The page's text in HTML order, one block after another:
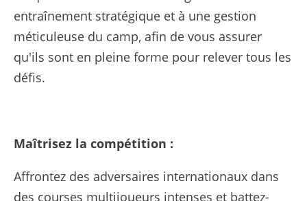
entraînement stratégique et à une gestion
méticuleuse du camp, afin de vous assurer
qu'ils sont en pleine forme pour relever tous les
défis.
Maîtrisez la compétition :
Affrontez des adversaires internationaux dans
des courses multijoueurs intenses et battez-